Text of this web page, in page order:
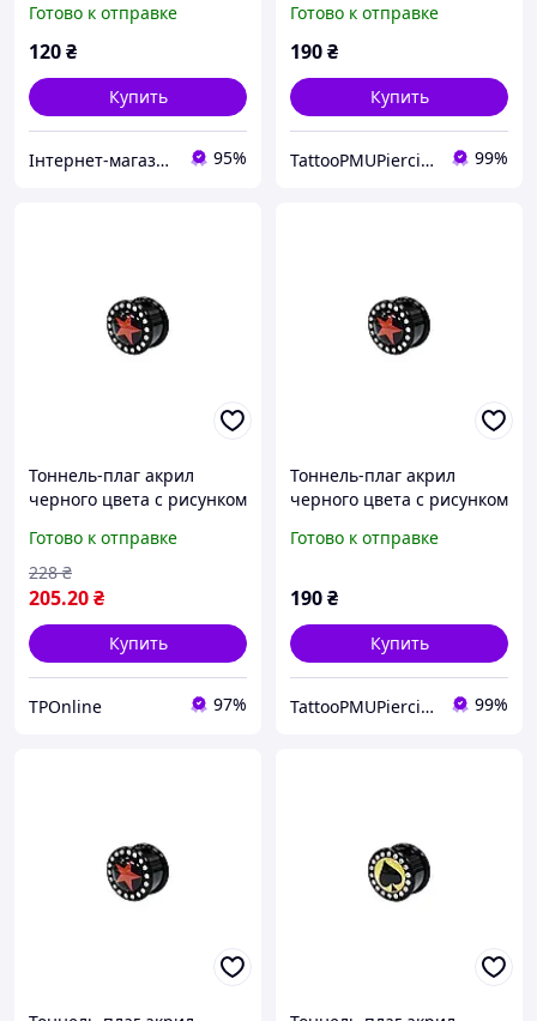
видов плаги-обманки
мужские
Готово к отправке
120₴
Купить
Інтернет-магазин "Vegvisir" 95%
стразами по контуру
16мм UFTNJ04 10-2712
Готово к отправке
190₴
Купить
TattooPMUPiercing 99%
Тоннель-плаг акрил
черного цвета с рисунком
стразами по контуру
16мм UFTNJ04
Готово к отправке
205.20₴
228 ₴
Купить
TPOnline 97%
Тоннель-плаг акрил
черного цвета с рисунком
стразами по контуру
Готово к отправке
190₴
Купить
TattooPMUPiercing 99%